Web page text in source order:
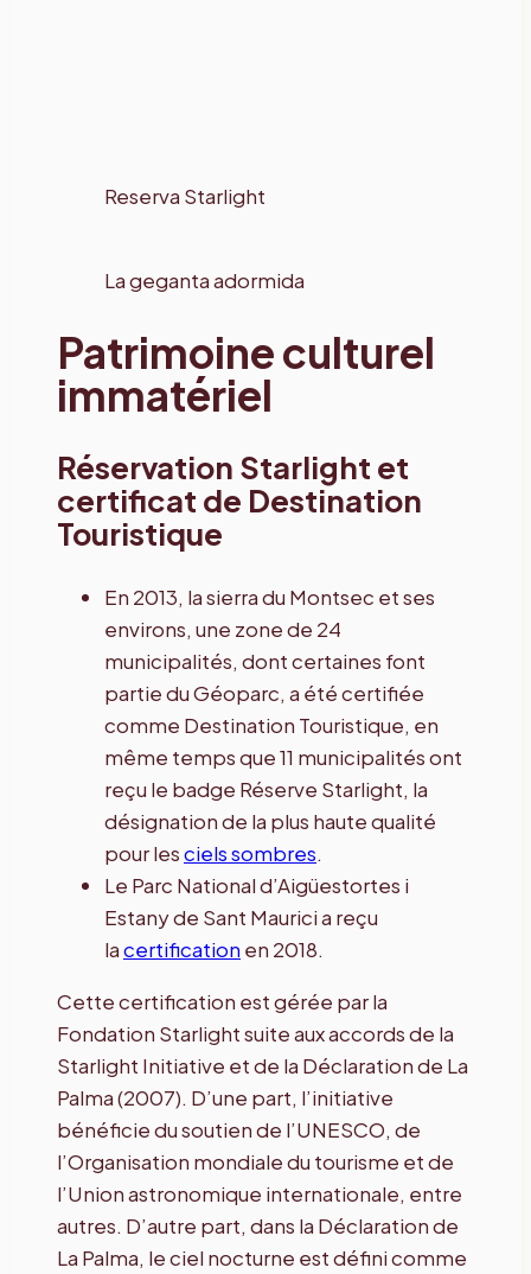
Reserva Starlight
La geganta adormida
Patrimoine culturel
immatériel
Réservation Starlight et
certificat de Destination
Touristique
En 2013, la sierra du Montsec et ses
environs, une zone de 24
municipalités, dont certaines font
partie du Géoparc, a été certifiée
comme Destination Touristique, en
même temps que 11 municipalités ont
reçu le badge Réserve Starlight, la
désignation de la plus haute qualité
pour lesciels sombres.
Le Parc National d’Aigüestortes i
Estany de Sant Maurici a reçu
lacertification en 2018.
Cette certification est gérée par la
Fondation Starlight suite aux accords de la
Starlight Initiative et de la Déclaration de La
Palma (2007). D’une part, l’initiative
bénéficie du soutien de l’UNESCO, de
l’Organisation mondiale du tourisme et de
l’Union astronomique internationale, entre
autres. D’autre part, dans la Déclaration de
La Palma, le ciel nocturne est défini comme